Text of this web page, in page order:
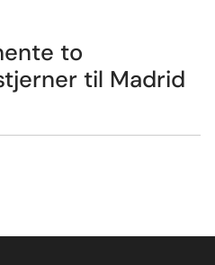
to
til Madrid